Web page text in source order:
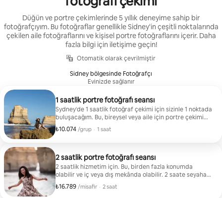
Düğün ve portre çekimlerinde 5 yıllık deneyime sahip bir
fotoğrafçıyım. Bu fotoğraflar genellikle Sidney'in çeşitli noktalarında
çekilen aile fotoğraflarını ve kişisel portre fotoğraflarını içerir. Daha
fazla bilgi için iletişime geçin!
Otomatik olarak çevrilmiştir
Sidney bölgesinde Fotoğrafçı
Evinizde sağlanır
1 saatlik portre fotoğrafı seansı
Sydney'de 1 saatlik fotoğraf çekimi için sizinle 1 noktada
buluşacağım. Bu, bireysel veya aile için portre çekimi
olabilir veya Circular Quay gibi bir mekânda yapılabilir.
İsterseniz konumu tavsiye etmekten memnuniyet
Binası gibi bir konumda tatil fotoğrafı çekimi
₺10.074 /grup
Grup başına ₺10.074
, · 1 saat
2 saatlik portre fotoğrafı seansı
2 saatlik hizmetim için. Bu, birden fazla konumda
olabilir ve iç veya dış mekânda olabilir. 2 saate seyahat
süresi de dâhildir. Tüm fotoğraflar düzenlenmeden
iade edilecektir.
₺16.789 /misafir
Misafir başına ₺16.789
, · 2 saat